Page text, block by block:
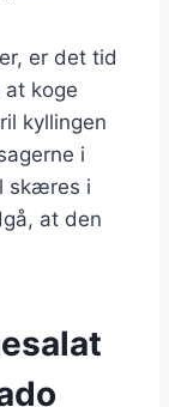
er det tid
koge
kyllingen
i
skæres i
at den